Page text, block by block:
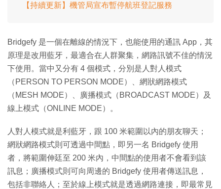
【持續更新】機管局宣布暫停航班登記服務
Bridgefy 是一個在離線的情況下，也能使用的通訊 App，其
原理是改用藍牙，最適合在人群聚集，網路訊號不佳的情況
下使用。當中又分有 4 個模式，分別是人對人模式
（PERSON TO PERSON MODE）、網狀網路模式
（MESH MODE）、廣播模式（BROADCAST MODE）及
線上模式（ONLINE MODE）。
人對人模式就是利藍牙，跟 100 米範圍以內的朋友聊天；
網狀網路模式則可透過中間點，即另一名 Bridgefy 使用
者，將範圍伸廷至 200 米內，中間點的使用者不會看到該
訊息；廣播模式則可向周邊的 Bridgefy 使用者傳送訊息，
包括非聯絡人；至於線上模式就是透過網路連接，即最常見